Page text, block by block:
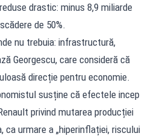
drastic: minus 8,9 miliarde
de 50%.
nu trebuia: infrastructură,
Georgescu, care consideră că
direcție pentru economie.
susține că efectele incep
privind mutarea producției
ca urmare a „hiperinflației, riscului